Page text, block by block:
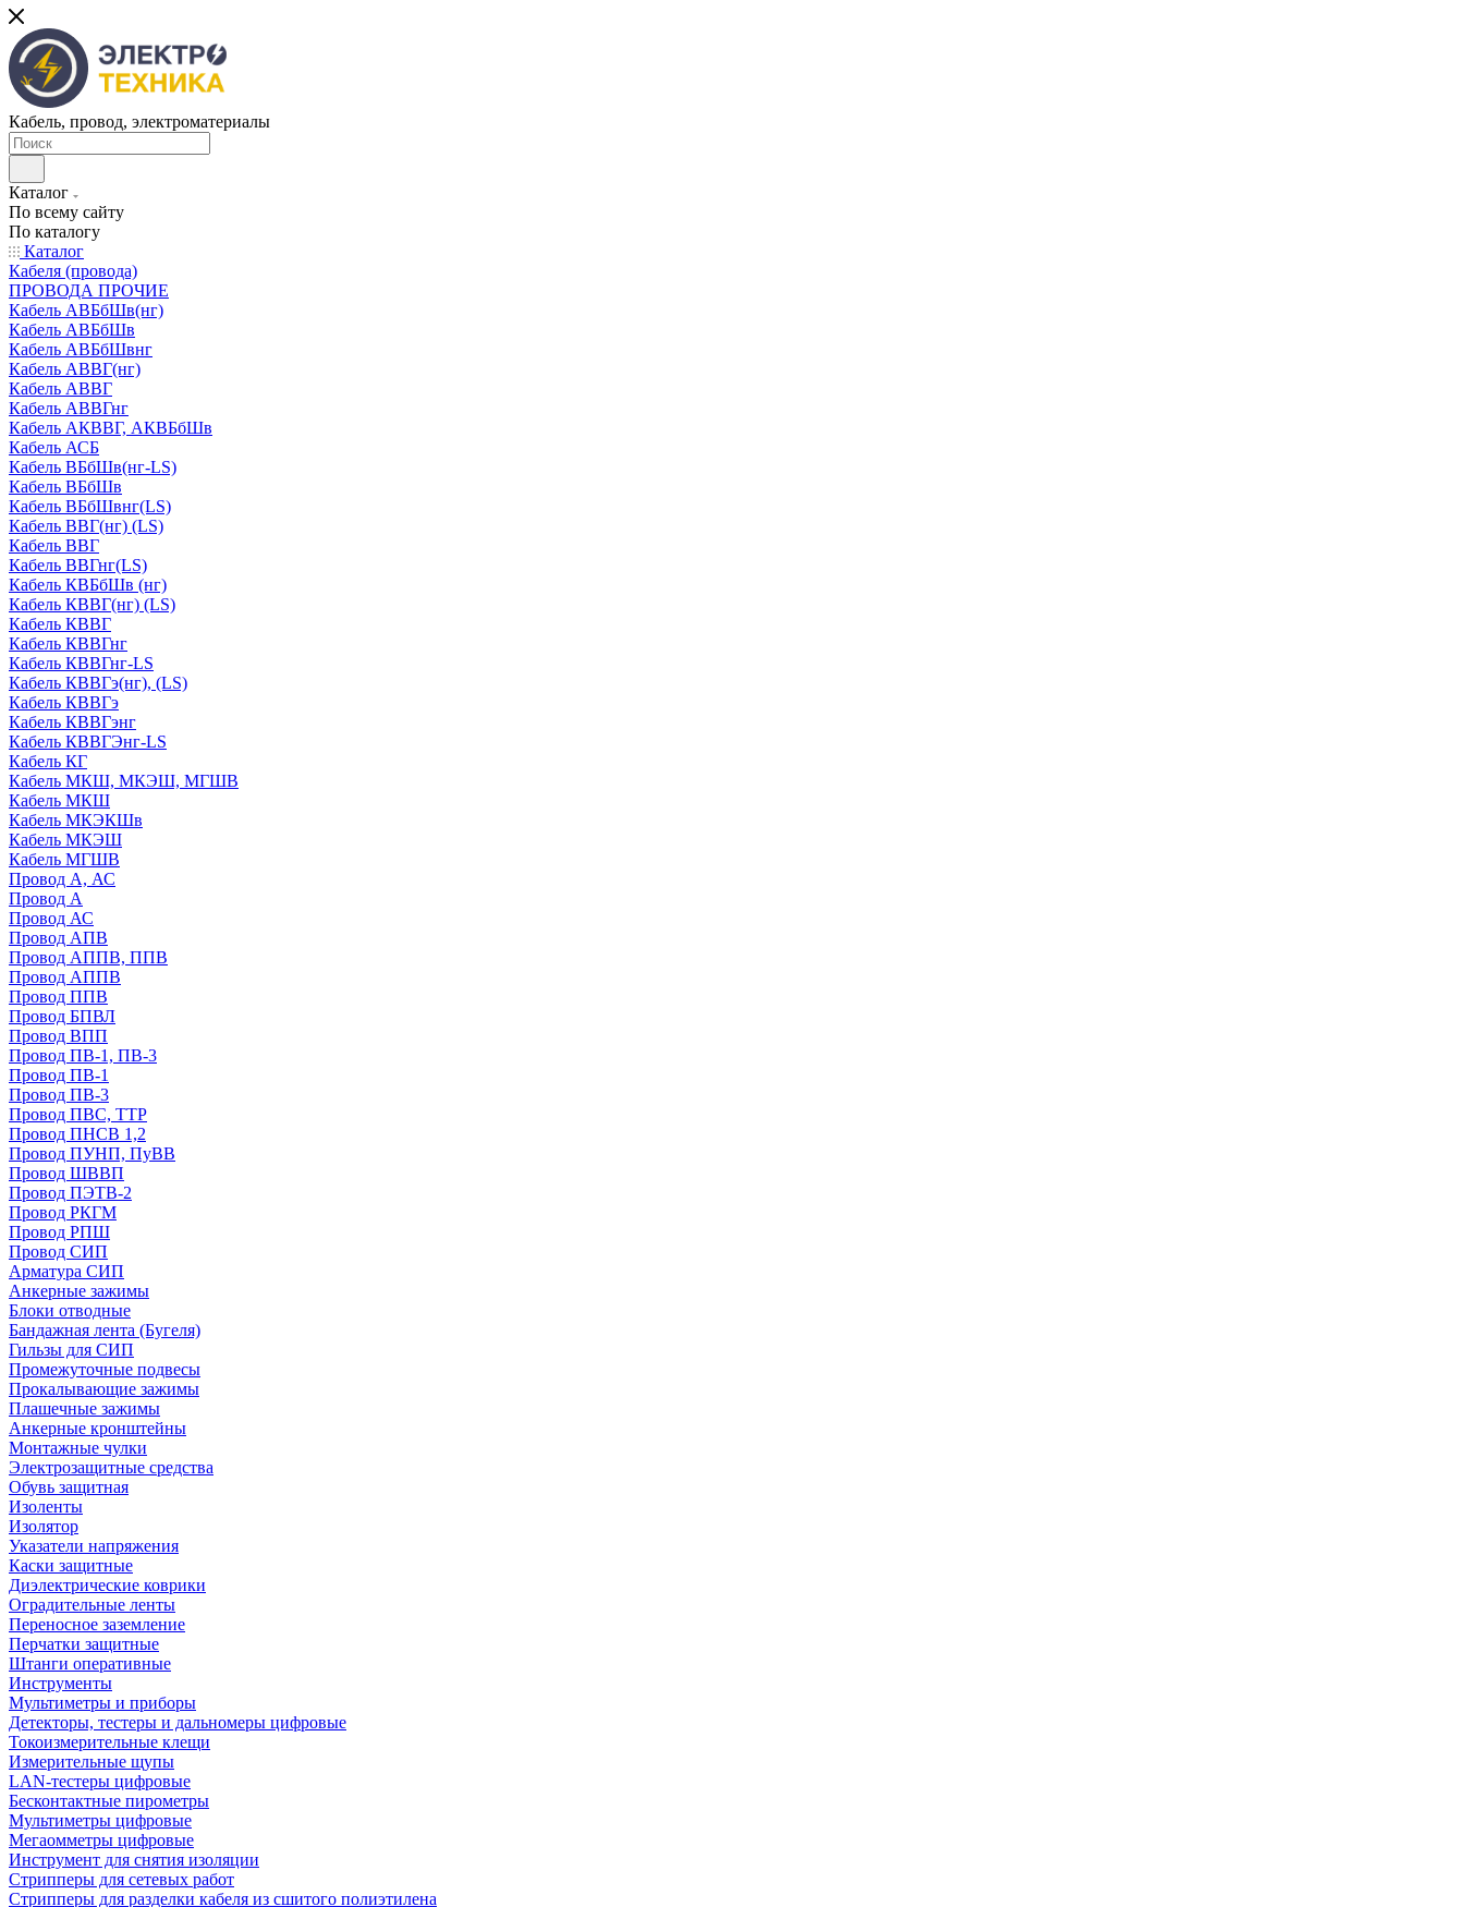
Кабель, провод, электроматериалы
Каталог
По всему сайту
По каталогу
Каталог
Кабеля (провода)
ПРОВОДА ПРОЧИЕ
Кабель АВБбШв(нг)
Кабель АВБбШв
Кабель АВБбШвнг
Кабель АВВГ(нг)
Кабель АВВГ
Кабель АВВГнг
Кабель АКВВГ, АКВБбШв
Кабель АСБ
Кабель ВБбШв(нг-LS)
Кабель ВБбШв
Кабель ВБбШвнг(LS)
Кабель ВВГ(нг) (LS)
Кабель ВВГ
Кабель ВВГнг(LS)
Кабель КВБбШв (нг)
Кабель КВВГ(нг) (LS)
Кабель КВВГ
Кабель КВВГнг
Кабель КВВГнг-LS
Кабель КВВГэ(нг), (LS)
Кабель КВВГэ
Кабель КВВГэнг
Кабель КВВГЭнг-LS
Кабель КГ
Кабель МКШ, МКЭШ, МГШВ
Кабель МКШ
Кабель МКЭКШв
Кабель МКЭШ
Кабель МГШВ
Провод А, АС
Провод А
Провод АС
Провод АПВ
Провод АППВ, ППВ
Провод АППВ
Провод ППВ
Провод БПВЛ
Провод ВПП
Провод ПВ-1, ПВ-3
Провод ПВ-1
Провод ПВ-3
Провод ПВС, ТТР
Провод ПНСВ 1,2
Провод ПУНП, ПуВВ
Провод ШВВП
Провод ПЭТВ-2
Провод РКГМ
Провод РПШ
Провод СИП
Арматура СИП
Анкерные зажимы
Блоки отводные
Бандажная лента (Бугеля)
Гильзы для СИП
Промежуточные подвесы
Прокалывающие зажимы
Плашечные зажимы
Анкерные кронштейны
Монтажные чулки
Электрозащитные средства
Обувь защитная
Изоленты
Изолятор
Указатели напряжения
Каски защитные
Диэлектрические коврики
Оградительные ленты
Переносное заземление
Перчатки защитные
Штанги оперативные
Инструменты
Мультиметры и приборы
Детекторы, тестеры и дальномеры цифровые
Токоизмерительные клещи
Измерительные щупы
LAN-тестеры цифровые
Бесконтактные пирометры
Мультиметры цифровые
Мегаомметры цифровые
Инструмент для снятия изоляции
Стрипперы для сетевых работ
Стрипперы для разделки кабеля из сшитого полиэтилена